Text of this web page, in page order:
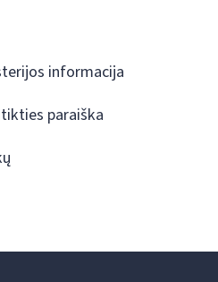
informacija
paraiška